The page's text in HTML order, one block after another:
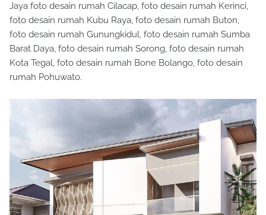
Jaya foto desain rumah Cilacap, foto desain rumah Kerinci,
foto desain rumah Kubu Raya, foto desain rumah Buton,
foto desain rumah Gunungkidul, foto desain rumah Sumba
Barat Daya, foto desain rumah Sorong, foto desain rumah
Kota Tegal, foto desain rumah Bone Bolango, foto desain
rumah Pohuwato.